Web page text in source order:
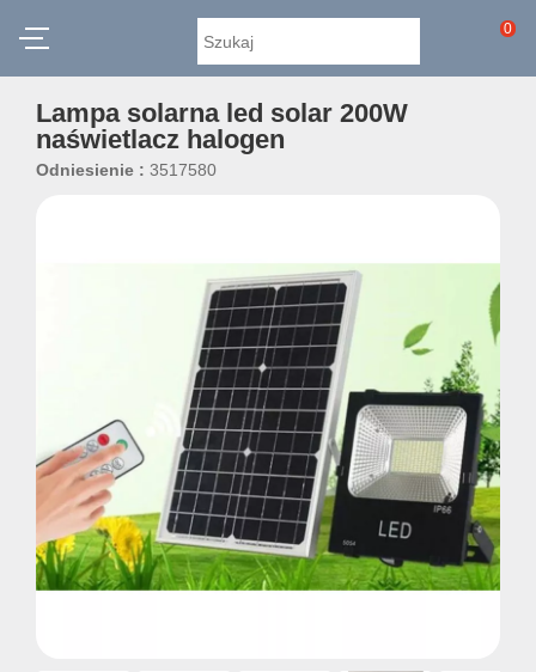
0
Lampa solarna led solar 200W
naświetlacz halogen
Odniesienie : 3517580